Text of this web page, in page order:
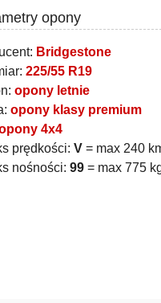
opony
Bridgestone
225/55 R19
opony letnie
opony klasy premium
4x4
prędkości: V = max 240
nośności: 99 = max 775